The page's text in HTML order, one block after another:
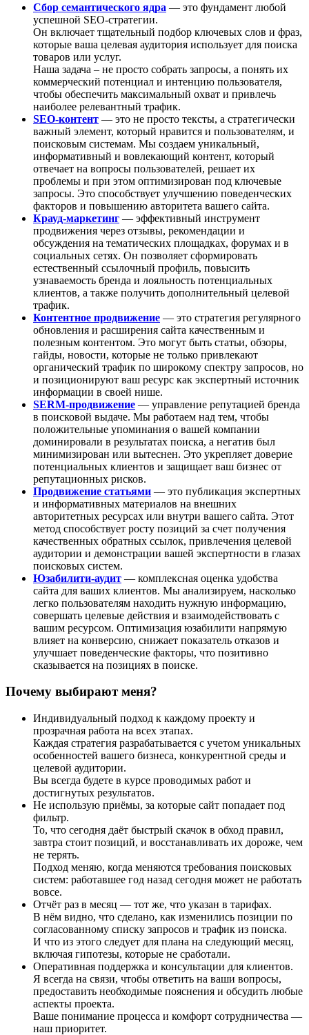
Сбор семантического ядра — это фундамент любой
успешной SEO-стратегии.
Он включает тщательный подбор ключевых слов и фраз,
которые ваша целевая аудитория использует для поиска
товаров или услуг.
Наша задача – не просто собрать запросы, а понять их
коммерческий потенциал и интенцию пользователя,
чтобы обеспечить максимальный охват и привлечь
наиболее релевантный трафик.
SEO-контент — это не просто тексты, а стратегически
важный элемент, который нравится и пользователям, и
поисковым системам. Мы создаем уникальный,
информативный и вовлекающий контент, который
отвечает на вопросы пользователей, решает их
проблемы и при этом оптимизирован под ключевые
запросы. Это способствует улучшению поведенческих
факторов и повышению авторитета вашего сайта.
Крауд-маркетинг — эффективный инструмент
продвижения через отзывы, рекомендации и
обсуждения на тематических площадках, форумах и в
социальных сетях. Он позволяет сформировать
естественный ссылочный профиль, повысить
узнаваемость бренда и лояльность потенциальных
клиентов, а также получить дополнительный целевой
трафик.
Контентное продвижение — это стратегия регулярного
обновления и расширения сайта качественным и
полезным контентом. Это могут быть статьи, обзоры,
гайды, новости, которые не только привлекают
органический трафик по широкому спектру запросов, но
и позиционируют ваш ресурс как экспертный источник
информации в своей нише.
SERM-продвижение — управление репутацией бренда
в поисковой выдаче. Мы работаем над тем, чтобы
положительные упоминания о вашей компании
доминировали в результатах поиска, а негатив был
минимизирован или вытеснен. Это укрепляет доверие
потенциальных клиентов и защищает ваш бизнес от
репутационных рисков.
Продвижение статьями — это публикация экспертных
и информативных материалов на внешних
авторитетных ресурсах или внутри вашего сайта. Этот
метод способствует росту позиций за счет получения
качественных обратных ссылок, привлечения целевой
аудитории и демонстрации вашей экспертности в глазах
поисковых систем.
Юзабилити-аудит — комплексная оценка удобства
сайта для ваших клиентов. Мы анализируем, насколько
легко пользователям находить нужную информацию,
совершать целевые действия и взаимодействовать с
вашим ресурсом. Оптимизация юзабилити напрямую
влияет на конверсию, снижает показатель отказов и
улучшает поведенческие факторы, что позитивно
сказывается на позициях в поиске.
Почему выбирают меня?
Индивидуальный подход к каждому проекту и
прозрачная работа на всех этапах.
Каждая стратегия разрабатывается с учетом уникальных
особенностей вашего бизнеса, конкурентной среды и
целевой аудитории.
Вы всегда будете в курсе проводимых работ и
достигнутых результатов.
Не использую приёмы, за которые сайт попадает под
фильтр.
То, что сегодня даёт быстрый скачок в обход правил,
завтра стоит позиций, и восстанавливать их дороже, чем
не терять.
Подход меняю, когда меняются требования поисковых
систем: работавшее год назад сегодня может не работать
вовсе.
Отчёт раз в месяц — тот же, что указан в тарифах.
В нём видно, что сделано, как изменились позиции по
согласованному списку запросов и трафик из поиска.
И что из этого следует для плана на следующий месяц,
включая гипотезы, которые не сработали.
Оперативная поддержка и консультации для клиентов.
Я всегда на связи, чтобы ответить на ваши вопросы,
предоставить необходимые пояснения и обсудить любые
аспекты проекта.
Ваше понимание процесса и комфорт сотрудничества —
наш приоритет.